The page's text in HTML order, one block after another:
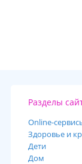
Разделы
Online-
Здоровье и
Дети
Дом